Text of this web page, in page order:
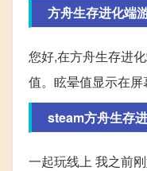
方舟生存进化端
您好,在方舟生存进
值。眩晕值显示在屏
steam方舟生存
一起玩线上 我之前